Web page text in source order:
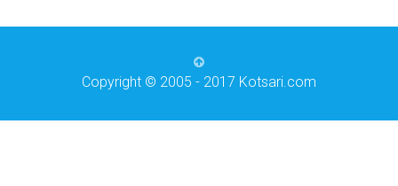
Copyright © 2005 - 2017 Kotsari.com